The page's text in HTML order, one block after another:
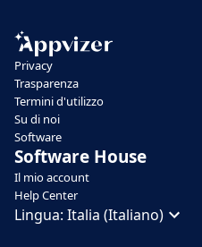
Privacy
Trasparenza
Termini d'utilizzo
Su di noi
Software
Software House
Il mio account
Help Center
Lingua: Italia (Italiano)